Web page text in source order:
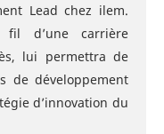
Lead chez ilem.
fil d’une carrière
lui permettra de
de développement
d’innovation du